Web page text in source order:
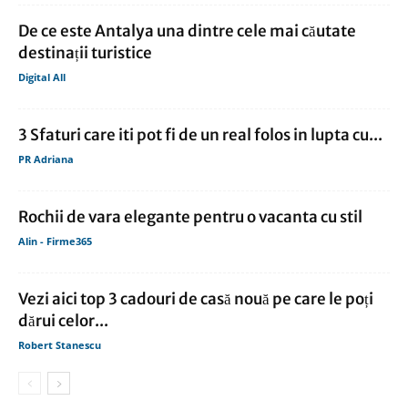
De ce este Antalya una dintre cele mai căutate
destinații turistice
Digital All
3 Sfaturi care iti pot fi de un real folos in lupta cu...
PR Adriana
Rochii de vara elegante pentru o vacanta cu stil
Alin - Firme365
Vezi aici top 3 cadouri de casă nouă pe care le poți
dărui celor...
Robert Stanescu